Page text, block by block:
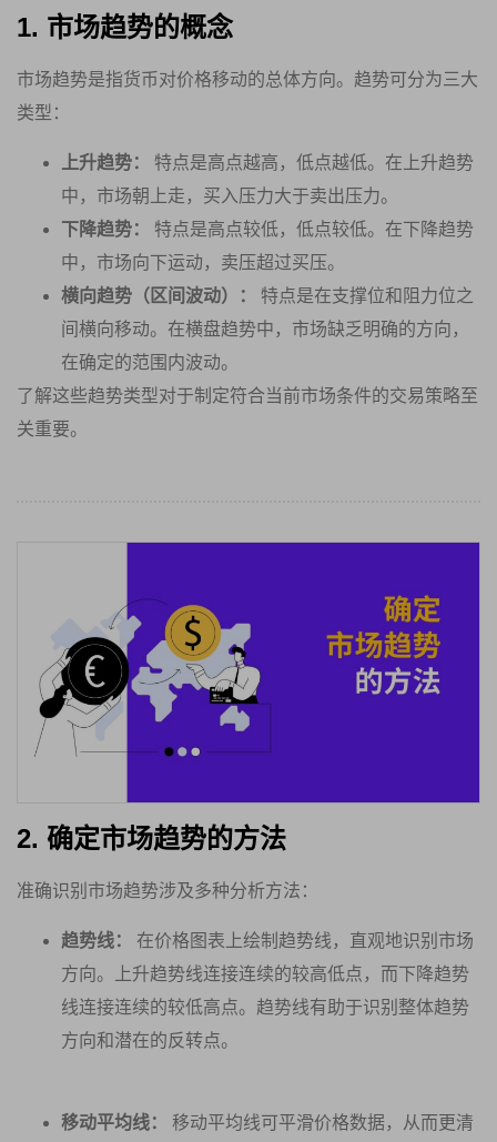
1. 市场趋势的概念
市场趋势是指货币对价格移动的总体方向。趋势可分为三大
类型：
上升趋势：
特点是高点越高，低点越低。在上升趋势
中，市场朝上走，买入压力大于卖出压力。
下降趋势：
特点是高点较低，低点较低。在下降趋势
中，市场向下运动，卖压超过买压。
横向趋势（区间波动）：
特点是在支撑位和阻力位之
间横向移动。在横盘趋势中，市场缺乏明确的方向，
在确定的范围内波动。
了解这些趋势类型对于制定符合当前市场条件的交易策略至
关重要。
2. 确定市场趋势的方法
准确识别市场趋势涉及多种分析方法：
趋势线：
在价格图表上绘制趋势线，直观地识别市场
方向。上升趋势线连接连续的较高低点，而下降趋势
线连接连续的较低高点。趋势线有助于识别整体趋势
方向和潜在的反转点。
移动平均线：
移动平均线可平滑价格数据，从而更清